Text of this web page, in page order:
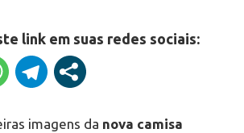
link em suas redes sociais:
imagens da nova camisa